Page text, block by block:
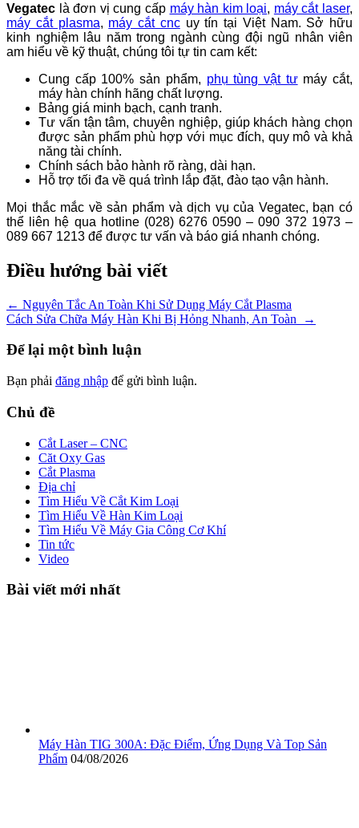
Vegatec là đơn vị cung cấp máy hàn kim loại, máy cắt laser,
máy cắt plasma, máy cắt cncuy tín tại Việt Nam. Sở hữu
kinh nghiệm lâu năm trong ngành cùng đội ngũ nhân viên
am hiểu về kỹ thuật, chúng tôi tự tin cam kết:
Cung cấp 100% sản phẩm, phụ tùng vật tưmáy cắt,
máy hàn chính hãng chất lượng.
Bảng giá minh bạch, cạnh tranh.
Tư vấn tận tâm, chuyên nghiệp, giúp khách hàng chọn
được sản phẩm phù hợp với mục đích, quy mô và khả
năng tài chính.
Chính sách bảo hành rõ ràng, dài hạn.
Hỗ trợ tối đa về quá trình lắp đặt, đào tạo vận hành.
Mọi thắc mắc về sản phẩm và dịch vụ của Vegatec, bạn có
thể liên hệ qua hotline (028) 6276 0590 – 090 372 1973 –
089 667 1213 để được tư vấn và báo giá nhanh chóng.
Điều hướng bài viết
← Nguyên Tắc An Toàn Khi Sử Dụng Máy Cắt Plasma
Cách Sửa Chữa Máy Hàn Khi Bị Hỏng Nhanh, An Toàn
→
Để lại một bình luận
Bạn phải đăng nhập để gửi bình luận.
Chủ đề
Cắt Laser – CNC
Căt Oxy Gas
Cắt Plasma
Địa chỉ
Tìm Hiểu Về Cắt Kim Loại
Tìm Hiểu Về Hàn Kim Loại
Tìm Hiểu Về Máy Gia Công Cơ Khí
Tin tức
Video
Bài viết mới nhất
Máy Hàn TIG 300A: Đặc Điểm, Ứng Dụng Và Top Sản
Phẩm 04/08/2026